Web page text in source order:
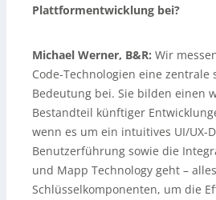
Plattformentwicklung bei?
Michael Werner, B&R: Wir
Code-Technologien eine zentrale
Bedeutung bei. Sie bilden einen
Bestandteil künftiger
wenn es um ein intuitives UI/UX-
Benutzerführung sowie die
und Mapp Technology geht – alles
Schlüsselkomponenten, um die